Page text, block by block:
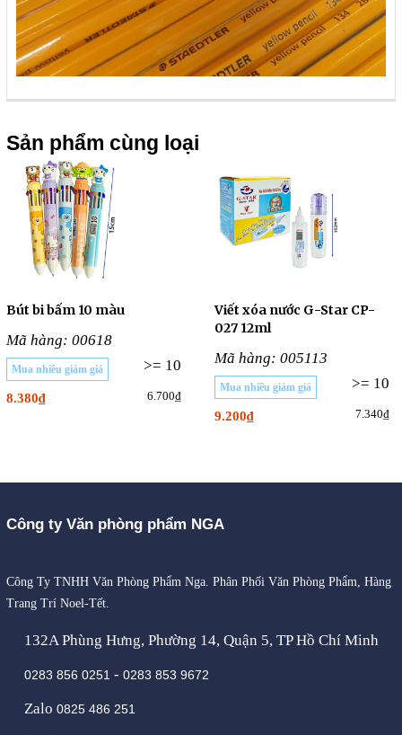
Sản phẩm cùng loại
Bút bi bấm 10 màu
Mã hàng: 00618
>= 10
Mua nhiều giảm giá
8.380₫ 6.700₫
Viết xóa nước G-Star CP-
027 12ml
Mã hàng: 005113
Mua nhiều giảm giá >= 10
9.200₫ 7.340₫
Công ty Văn phòng phẩm NGA
Công Ty TNHH Văn Phòng Phẩm Nga. Phân Phối Văn Phòng Phẩm, Hàng
Trang Trí Noel-Tết.
132A Phùng Hưng, Phường 14, Quận 5, TP Hồ Chí Minh
0283 856 0251 - 0283 853 9672
Zalo 0825 486 251